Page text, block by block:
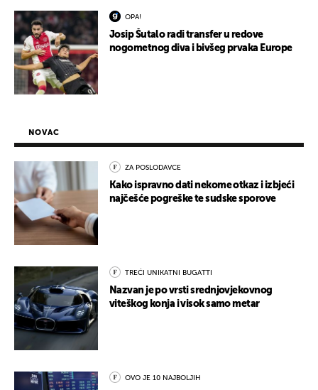
OPA!
Josip Šutalo radi transfer u redove
nogometnog diva i bivšeg prvaka Europe
NOVAC
ZA POSLODAVCE
Kako ispravno dati nekome otkaz i izbjeći
najčešće pogreške te sudske sporove
TREĆI UNIKATNI BUGATTI
Nazvan je po vrsti srednjovjekovnog
viteškog konja i visok samo metar
OVO JE 10 NAJBOLJIH